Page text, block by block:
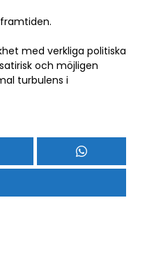
med verkliga politiska
och möjligen
turbulens i